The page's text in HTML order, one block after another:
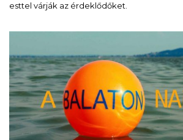
esttel várják az érdeklődőket.